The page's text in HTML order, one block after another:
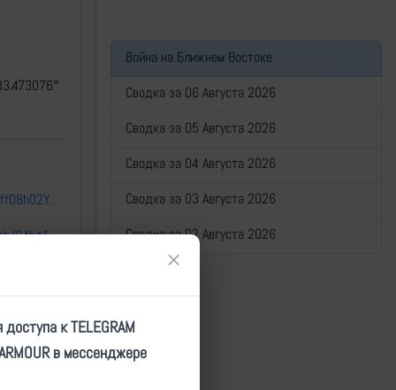
https://dzen.ru/a/ZNKvg0rff08h02YN?ysclid=m71vtzg6fk883786465
https://dzen.ru/video/watch/64b456c4cd666a6fb12195bb?ysclid=m722lhydgh198976312
Война на Ближнем Востоке
Сводка за 06 Августа 2026
Сводка за 05 Августа 2026
Сводка за 04 Августа 2026
Сводка за 03 Августа 2026
Сводка за 02 Августа 2026
×
к TELEGRAM
в мессенджере